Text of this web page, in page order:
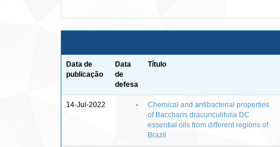
Data de
publicação
Data
de
defesa
Título
14-Jul-2022 -
Chemical and antibacterial properties
of Baccharis dracunculifolia DC
essential oils from different regions of
Brazil